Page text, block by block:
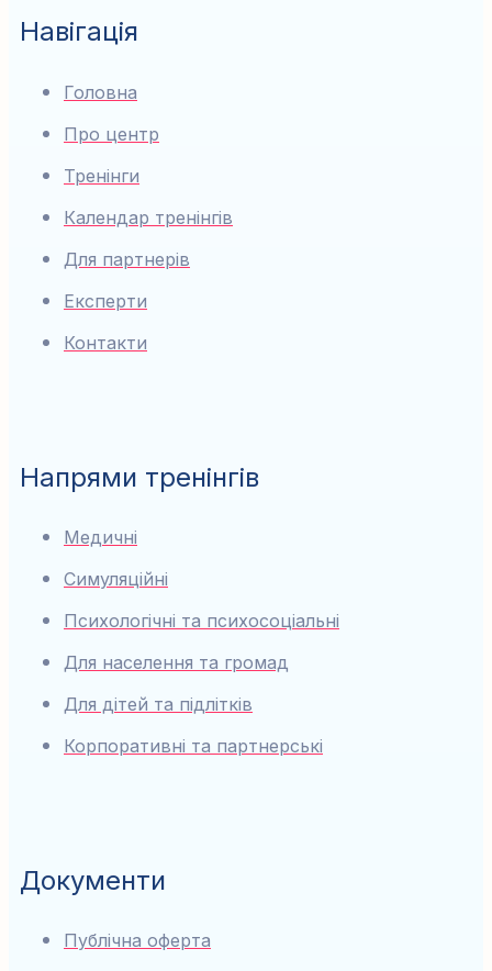
Навігація
Головна
Про центр
Тренінги
Календар тренінгів
Для партнерів
Експерти
Контакти
Напрями тренінгів
Медичні
Симуляційні
Психологічні та психосоціальні
Для населення та громад
Для дітей та підлітків
Корпоративні та партнерські
Документи
Публічна оферта